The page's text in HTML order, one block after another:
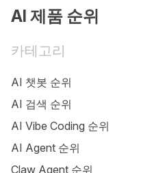
AI 제품 순위
카테고리
AI 챗봇 순위
AI 검색 순위
AI Vibe Coding 순위
AI Agent 순위
Claw Agent 순위